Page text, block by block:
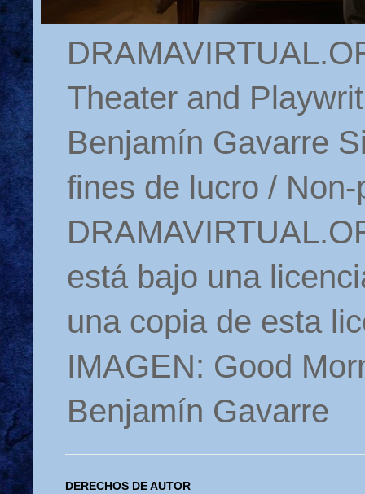
Theater and
Benjamín Gavarre
fines de lucro /
está bajo una
una copia de esta
IMAGEN: Good
Benjamín Gavarre
DERECHOS DE AUTOR